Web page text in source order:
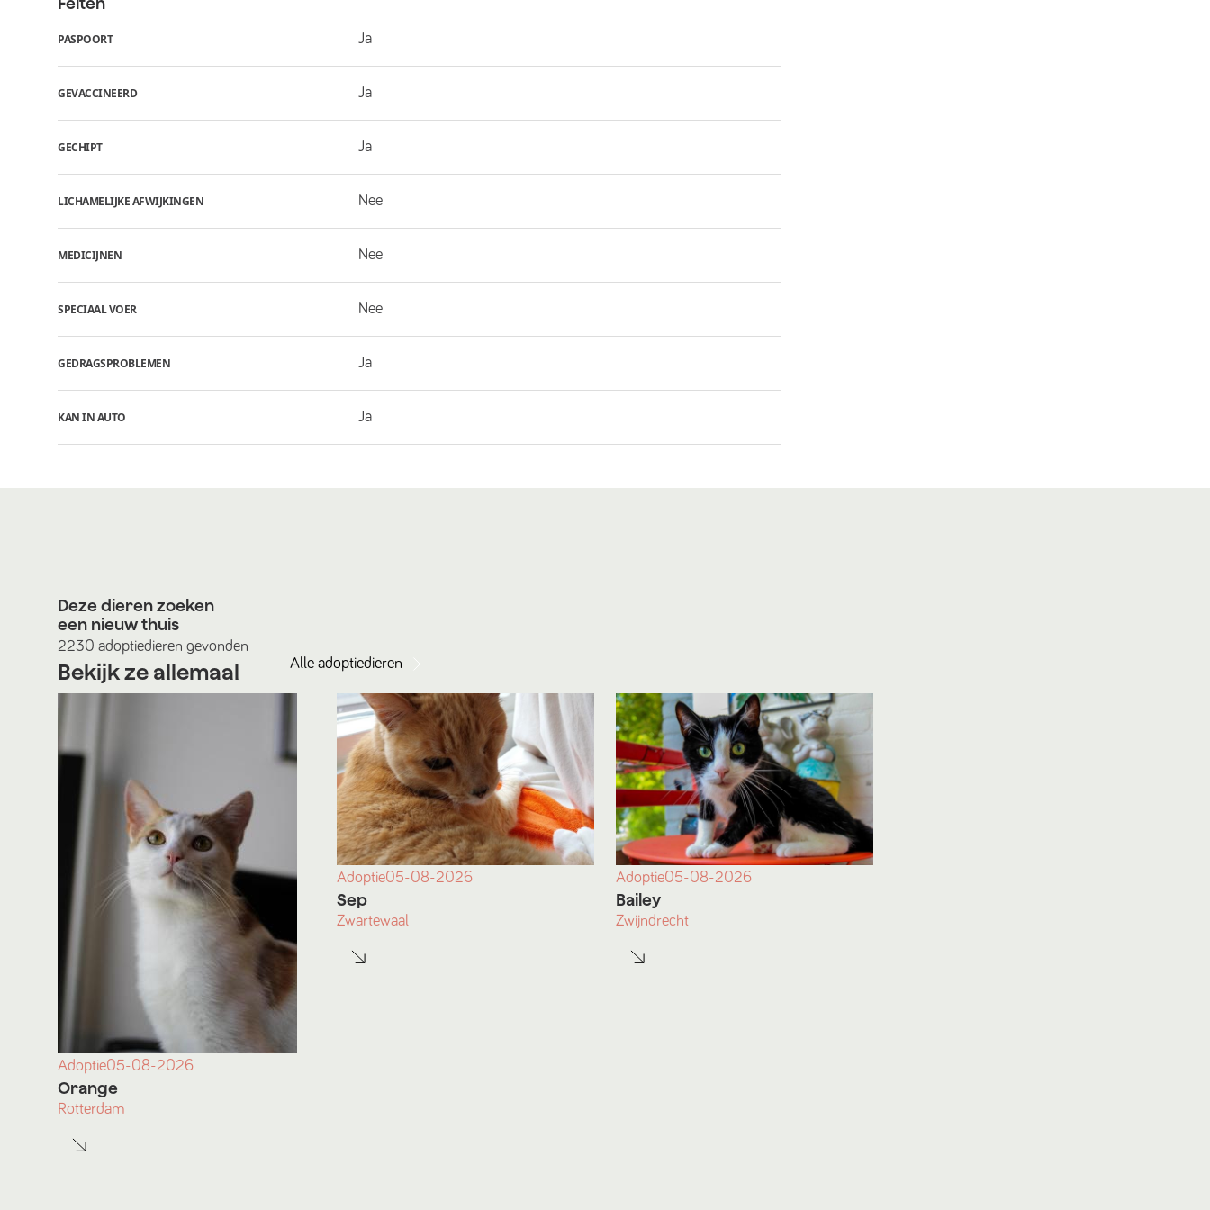
PASPOORT Ja
GEVACCINEERD Ja
GECHIPT Ja
LICHAMELIJKE AFWIJKINGEN Nee
MEDICIJNEN Nee
SPECIAAL VOER Nee
GEDRAGSPROBLEMEN Ja
KAN IN AUTO Ja
Deze dieren zoeken
een nieuw thuis
2230 adoptiedieren gevonden
Bekijk ze allemaal Alle adoptiedieren
Adoptie05-08-2026
Orange
Rotterdam
Adoptie05-08-2026
Sep
Zwartewaal
Adoptie05-08-2026
Bailey
Zwijndrecht